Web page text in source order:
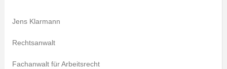
Jens Klarmann
Rechtsanwalt
Fachanwalt für Arbeitsrecht